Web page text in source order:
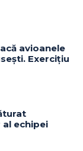
avioanele
Exercițiu
al echipei